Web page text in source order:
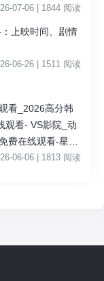
07-06 | 1844 阅读
上映时间、剧情
06-26 | 1511 阅读
看_2026高分韩
观看- VS影院_动
费在线观看-星空
广告_VS影视
06-06 | 1813 阅读